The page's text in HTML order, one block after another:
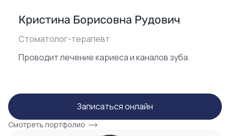
Кристина Борисовна Рудович
Стоматолог-терапевт
Проводит лечение кариеса и каналов зуба.
Записаться онлайн
Смотреть портфолио